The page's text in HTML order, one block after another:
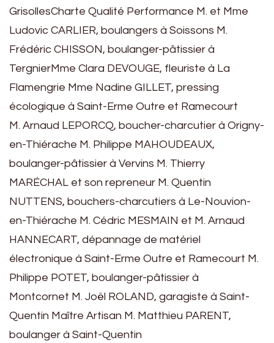
GrisollesCharte Qualité Performance M. et Mme
Ludovic CARLIER, boulangers à Soissons M.
Frédéric CHISSON, boulanger-pâtissier à
TergnierMme Clara DEVOUGE, fleuriste à La
Flamengrie Mme Nadine GILLET, pressing
écologique à Saint-Erme Outre et Ramecourt
M. Arnaud LEPORCQ, boucher-charcutier à Origny-
en-Thiérache M. Philippe MAHOUDEAUX,
boulanger-pâtissier à Vervins M. Thierry
MARÉCHAL et son repreneur M. Quentin
NUTTENS, bouchers-charcutiers à Le-Nouvion-
en-Thiérache M. Cédric MESMAIN et M. Arnaud
HANNECART, dépannage de matériel
électronique à Saint-Erme Outre et Ramecourt M.
Philippe POTET, boulanger-pâtissier à
Montcornet M. Joël ROLAND, garagiste à Saint-
Quentin Maître Artisan M. Matthieu PARENT,
boulanger à Saint-Quentin